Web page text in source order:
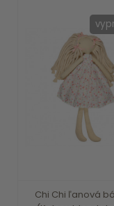
Chi Chi ľanová